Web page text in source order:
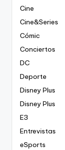
Cine
Cine&Series
Cómic
Conciertos
DC
Deporte
Disney Plus
Disney Plus
E3
Entrevistas
eSports